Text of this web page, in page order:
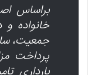
براساس
خانواده
جمعیت،
پرداخت